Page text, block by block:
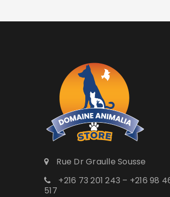
Rue Dr Graulle Sousse
+216 73 201 243 – +216 98
517